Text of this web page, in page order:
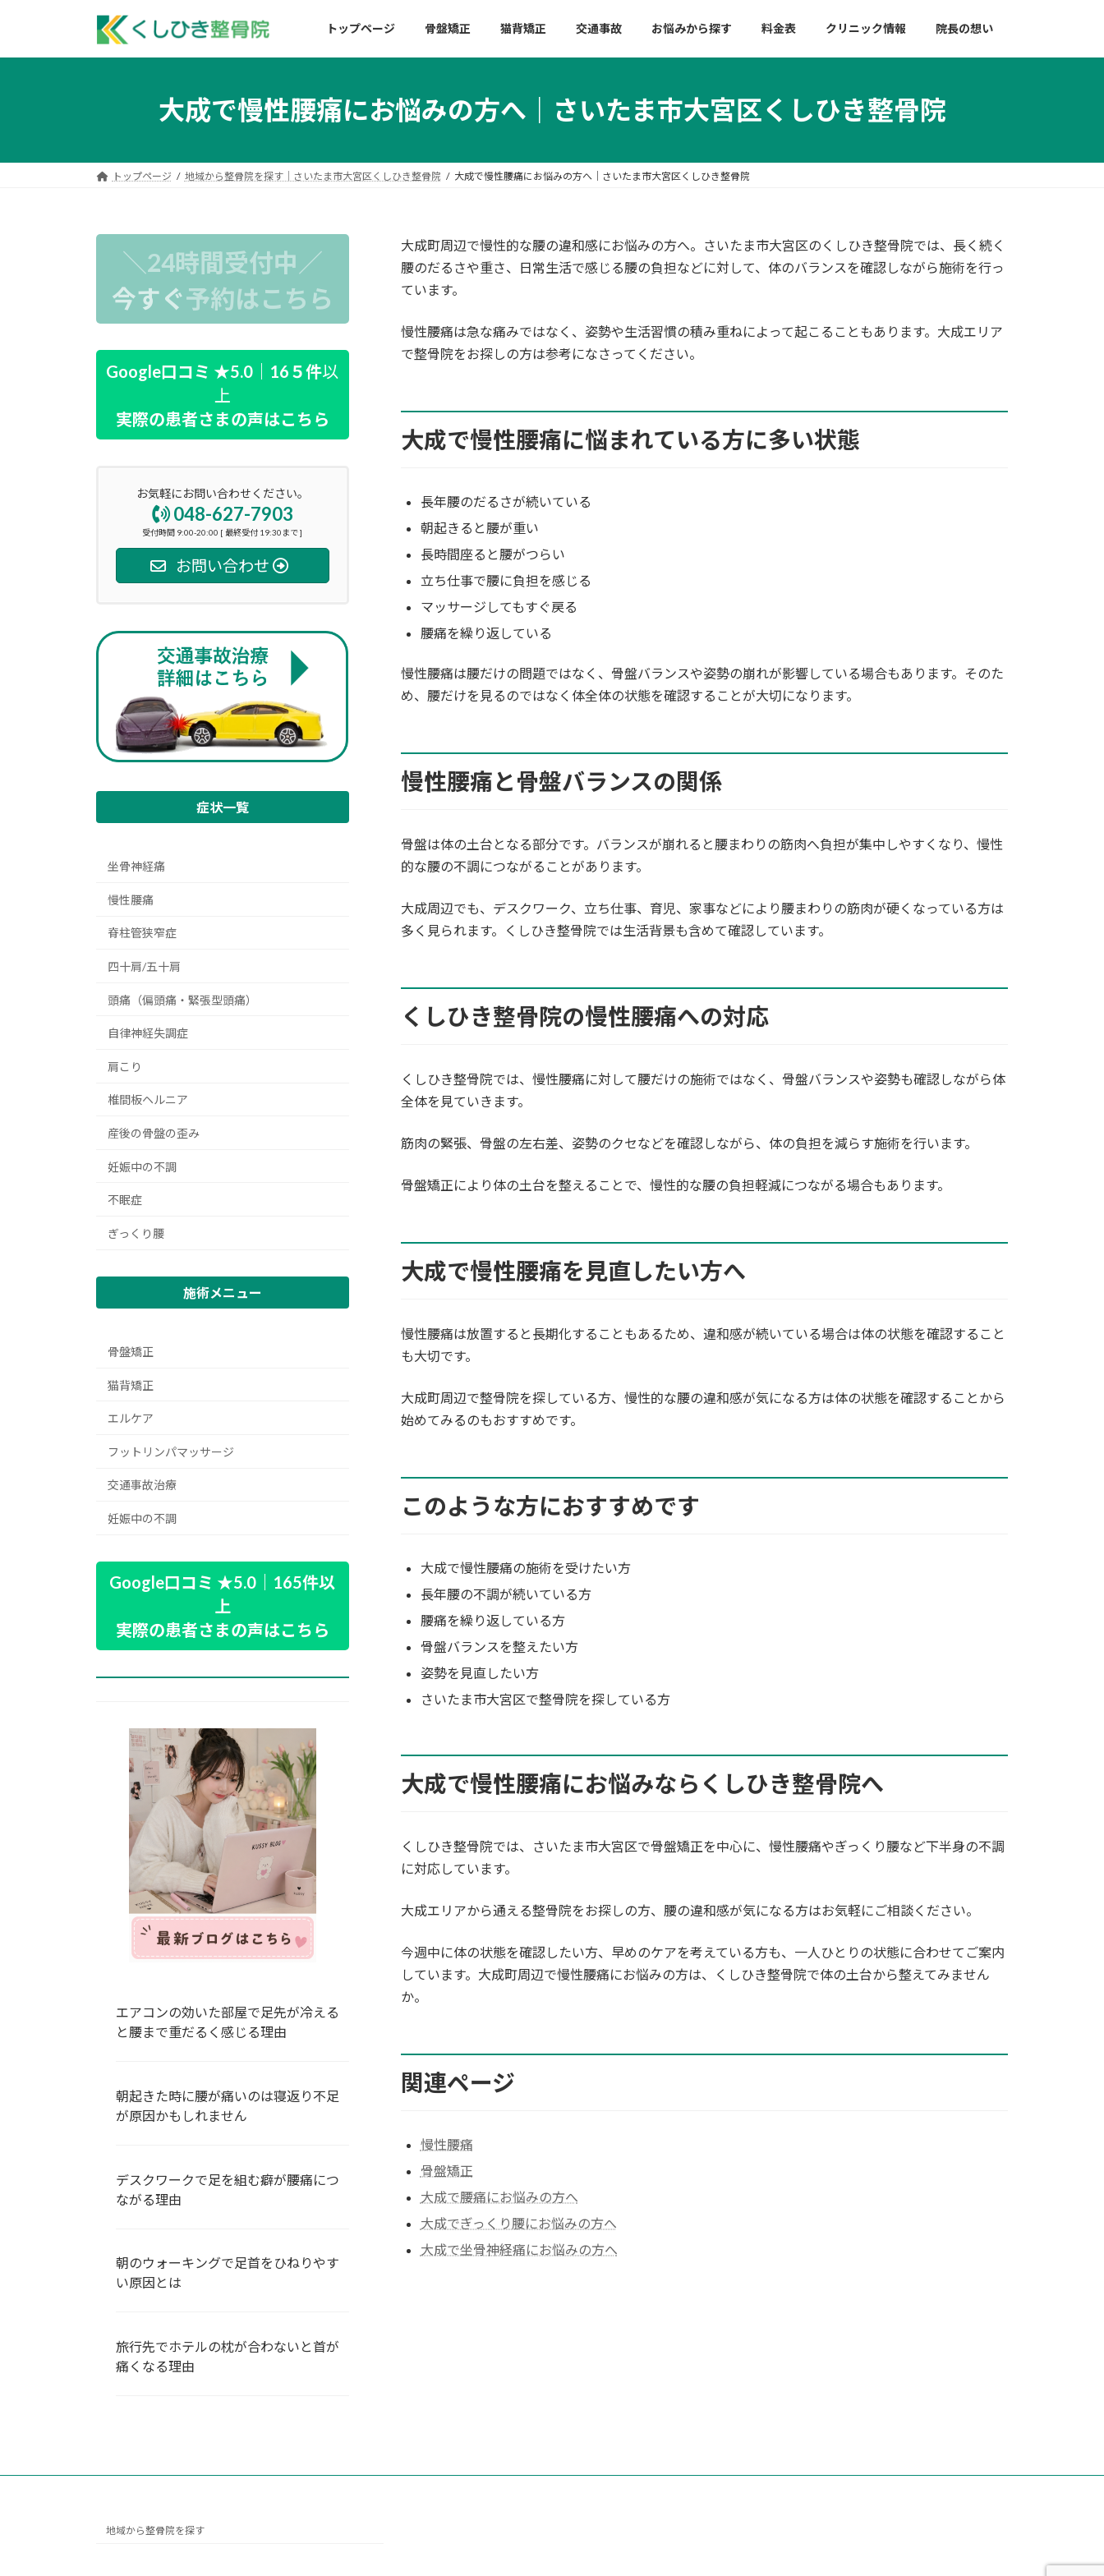
ッ
移
トップページ 骨盤矯正 猫背矯正 交通事故 お悩みから探す 料金表 クリニック情報 院長の想い
大成で慢性腰痛にお悩みの方へ｜さいたま市大宮区くしひき整骨院
トップページ 地域から整骨院を探す｜さいたま市大宮区くしひき整骨院 大成で慢性腰痛にお悩みの方へ｜さいたま市大宮区くしひき整骨院
大成町周辺で慢性的な腰の違和感にお悩みの方へ。さいたま市大宮区のくしひき整骨院では、長く続く
腰のだるさや重さ、日常生活で感じる腰の負担などに対して、体のバランスを確認しながら施術を行っ
ています。
慢性腰痛は急な痛みではなく、姿勢や生活習慣の積み重ねによって起こることもあります。大成エリア
で整骨院をお探しの方は参考になさってください。
大成で慢性腰痛に悩まれている方に多い状態
長年腰のだるさが続いている
朝起きると腰が重い
長時間座ると腰がつらい
立ち仕事で腰に負担を感じる
マッサージしてもすぐ戻る
腰痛を繰り返している
慢性腰痛は腰だけの問題ではなく、骨盤バランスや姿勢の崩れが影響している場合もあります。そのた
め、腰だけを見るのではなく体全体の状態を確認することが大切になります。
慢性腰痛と骨盤バランスの関係
骨盤は体の土台となる部分です。バランスが崩れると腰まわりの筋肉へ負担が集中しやすくなり、慢性
的な腰の不調につながることがあります。
大成周辺でも、デスクワーク、立ち仕事、育児、家事などにより腰まわりの筋肉が硬くなっている方は
多く見られます。くしひき整骨院では生活背景も含めて確認しています。
くしひき整骨院の慢性腰痛への対応
くしひき整骨院では、慢性腰痛に対して腰だけの施術ではなく、骨盤バランスや姿勢も確認しながら体
全体を見ていきます。
筋肉の緊張、骨盤の左右差、姿勢のクセなどを確認しながら、体の負担を減らす施術を行います。
骨盤矯正により体の土台を整えることで、慢性的な腰の負担軽減につながる場合もあります。
大成で慢性腰痛を見直したい方へ
慢性腰痛は放置すると長期化することもあるため、違和感が続いている場合は体の状態を確認すること
も大切です。
大成町周辺で整骨院を探している方、慢性的な腰の違和感が気になる方は体の状態を確認することから
始めてみるのもおすすめです。
このような方におすすめです
大成で慢性腰痛の施術を受けたい方
長年腰の不調が続いている方
腰痛を繰り返している方
骨盤バランスを整えたい方
姿勢を見直したい方
さいたま市大宮区で整骨院を探している方
大成で慢性腰痛にお悩みならくしひき整骨院へ
くしひき整骨院では、さいたま市大宮区で骨盤矯正を中心に、慢性腰痛やぎっくり腰など下半身の不調
に対応しています。
大成エリアから通える整骨院をお探しの方、腰の違和感が気になる方はお気軽にご相談ください。
今週中に体の状態を確認したい方、早めのケアを考えている方も、一人ひとりの状態に合わせてご案内
しています。大成町周辺で慢性腰痛にお悩みの方は、くしひき整骨院で体の土台から整えてみません
か。
関連ページ
慢性腰痛
骨盤矯正
大成で腰痛にお悩みの方へ
大成でぎっくり腰にお悩みの方へ
大成で坐骨神経痛にお悩みの方へ
＼24時間受付中／
今すぐ予約はこちら
Google口コミ ★5.0｜16５件以
上
実際の患者さまの声はこちら
お気軽にお問い合わせください。
048-627-7903
受付時間 9:00-20:00 [ 最終受付 19:30まで ]
お問い合わせ
症状一覧
坐骨神経痛
慢性腰痛
脊柱管狭窄症
四十肩/五十肩
頭痛（偏頭痛・緊張型頭痛）
自律神経失調症
肩こり
椎間板ヘルニア
産後の骨盤の歪み
妊娠中の不調
不眠症
ぎっくり腰
施術メニュー
骨盤矯正
猫背矯正
エルケア
フットリンパマッサージ
交通事故治療
妊娠中の不調
Google口コミ ★5.0｜165件以
上
実際の患者さまの声はこちら
エアコンの効いた部屋で足先が冷える
と腰まで重だるく感じる理由
朝起きた時に腰が痛いのは寝返り不足
が原因かもしれません
デスクワークで足を組む癖が腰痛につ
ながる理由
朝のウォーキングで足首をひねりやす
い原因とは
旅行先でホテルの枕が合わないと首が
痛くなる理由
地域から整骨院を探す